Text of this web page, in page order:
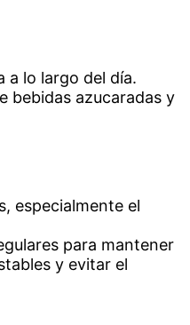
a lo largo del día.
bebidas azucaradas y
especialmente el
para mantener
y evitar el